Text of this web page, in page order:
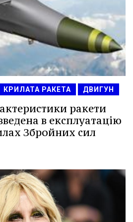
КРИЛАТА РАКЕТА ДВИГУН
ракети
в експлуатацію
Збройних сил